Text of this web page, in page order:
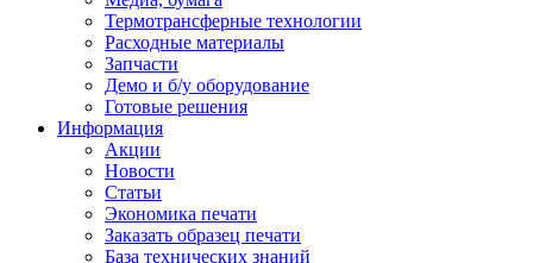
Термотрансферные технологии
Расходные материалы
Запчасти
Демо и б/у оборудование
Готовые решения
Информация
Акции
Новости
Статьи
Экономика печати
Заказать образец печати
База технических знаний